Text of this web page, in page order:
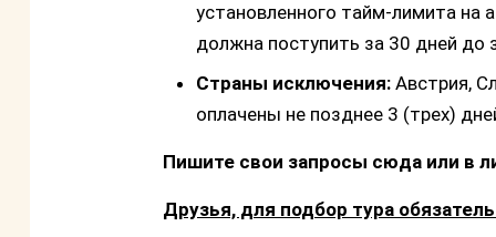
установленного тайм-лимита на
должна поступить за 30 дней до
Страны исключения: Австрия,
оплачены не позднее 3 (трех)
Пишите свои запросы сюда или в
Друзья, для подбор тура